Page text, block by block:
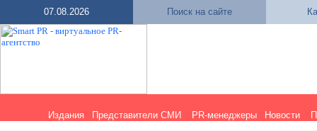
07.08.2026 Поиск на сайте
Издания Представители СМИ PR-менеджеры Новости